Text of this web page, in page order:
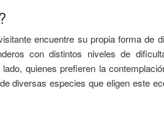
encuentre su propia forma de
con distintos niveles de
quienes prefieren la
diversas especies que eligen este